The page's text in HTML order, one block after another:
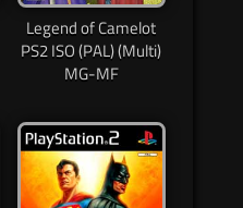
Legend of Camelot
PS2 ISO (PAL) (Multi)
MG-MF